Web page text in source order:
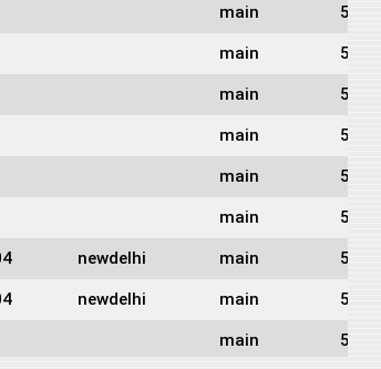
main 597
main 584
main 566
main 551
main 534
main 523
newdelhi main 530
newdelhi main 535
main 539